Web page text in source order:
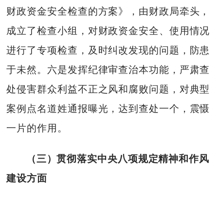
财政资金安全检查的方案》，由财政局牵头，
成立了检查小组，对财政资金安全、使用情况
进行了专项检查，及时纠改发现的问题，防患
于未然。六是发挥纪律审查治本功能，严肃查
处侵害群众利益不正之风和腐败问题，对典型
案例点名道姓通报曝光，达到查处一个，震慑
一片的作用。
（三）贯彻落实中央八项规定精神和作风
建设方面